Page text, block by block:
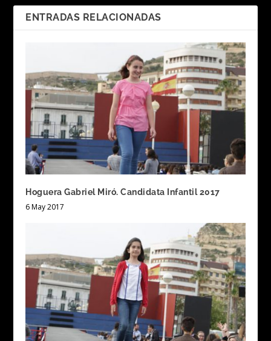
ENTRADAS RELACIONADAS
Hoguera Gabriel Miró. Candidata Infantil 2017
6 May 2017